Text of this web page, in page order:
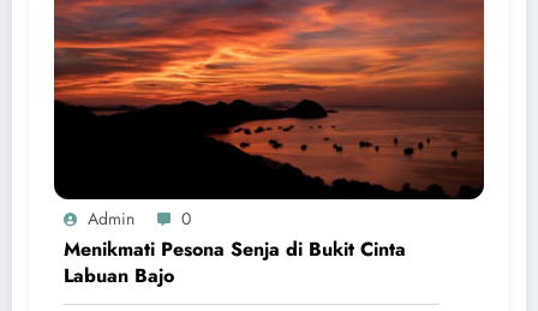
Admin 0
Menikmati Pesona Senja di Bukit Cinta
Labuan Bajo